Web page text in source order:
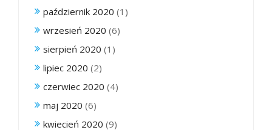
październik 2020 (1)
wrzesień 2020 (6)
sierpień 2020 (1)
lipiec 2020 (2)
czerwiec 2020 (4)
maj 2020 (6)
kwiecień 2020 (9)